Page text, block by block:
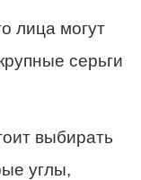
лица могут
серьги
выбирать
углы,